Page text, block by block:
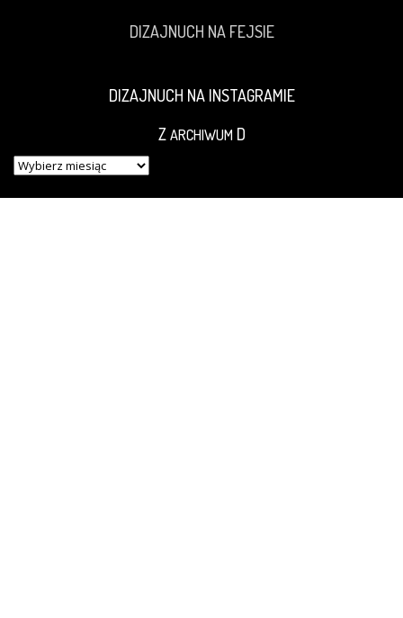
DIZAJNUCH NA FEJSIE
DIZAJNUCH NA INSTAGRAMIE
ZARCHIWUM D
Z
ARCHIWUM
D